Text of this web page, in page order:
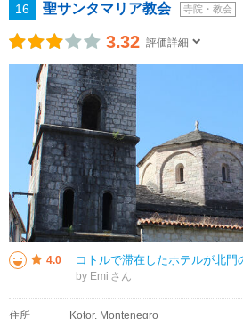
16 聖サンタマリア教会 寺院・教会
3.32 評価詳細
4.0
by Emi
住所 Kotor, Montenegro